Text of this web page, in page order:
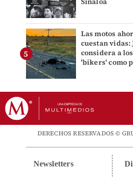
Las motos
cuestan vidas:
considera a
'bikers' como
DERECHOS RESERVADOS ©
Newsletters